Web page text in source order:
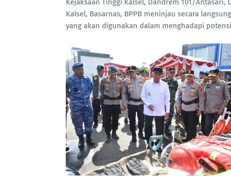
Kejaksaan Tinggi Kalsel, Dandrem 101/Antasari,
Kalsel, Basarnas, BPPB meninjau secara
yang akan digunakan dalam menghadapi